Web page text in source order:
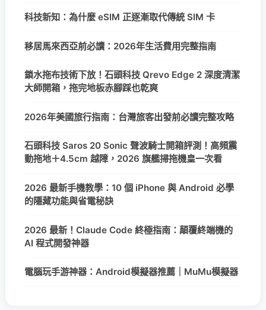
科技新知：為什麼 eSIM 正逐漸取代傳統 SIM 卡
移居馬來西亞前必讀：2026年生活費用完整指南
鎖水拖布技術下放！石頭科技 Qrevo Edge 2 深度清潔
大師開箱，拖完地板赤腳踩也乾爽
2026年美國旅行指南：台灣旅客出發前必讀完整攻略
石頭科技 Saros 20 Sonic 聲波騎士開箱評測！高頻震
動拖地＋4.5cm 越障，2026 旗艦掃拖機皇一次看
2026 最新手機教學：10 個 iPhone 與 Android 必學
的隱藏功能與省電秘訣
2026 最新！Claude Code 終極指南：顛覆終端機的
AI 程式開發神器
電腦玩手游神器：Android模擬器推薦｜MuMu模擬器